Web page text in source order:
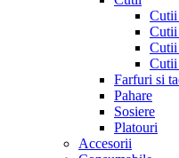
Cutii
Cutii
Farfuri si
Pahare
Sosiere
Platouri
Accesorii